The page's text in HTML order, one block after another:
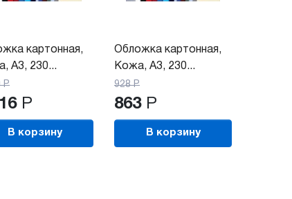
картонная,
A3, 230...
Р
Р
В корзину
Обложка картонная,
Кожа, A3, 230...
928 Р
863 Р
В корзину